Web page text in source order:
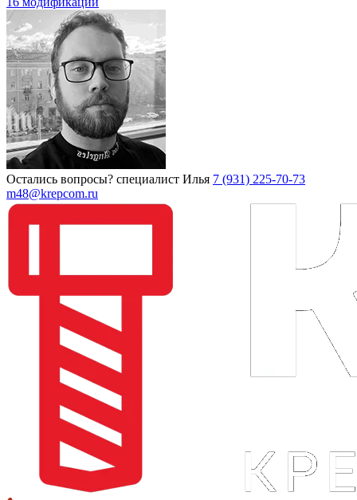
Остались вопросы? специалист Илья 7 (931) 225-70-73
m48@krepcom.ru